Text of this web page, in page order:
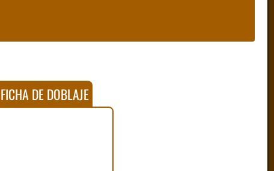
FICHA DE DOBLAJE